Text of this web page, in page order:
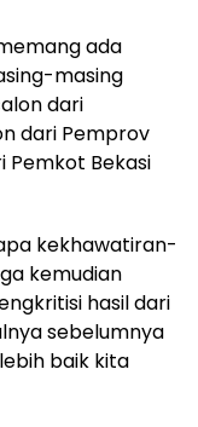
ada
masing
dari
dari Pemprov
Pemkot Bekasi
kekhawatiran-
kemudian
hasil dari
sebelumnya
baik kita